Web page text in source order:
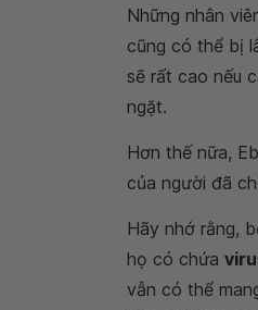
Những nhân
cũng có thể bị
sẽ rất cao nếu
ngặt.
Hơn thế nữa,
của người đã
Hãy nhớ rằng,
họ có chứa
vẫn có thể